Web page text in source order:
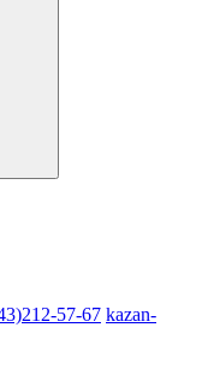
57-67 kazan-